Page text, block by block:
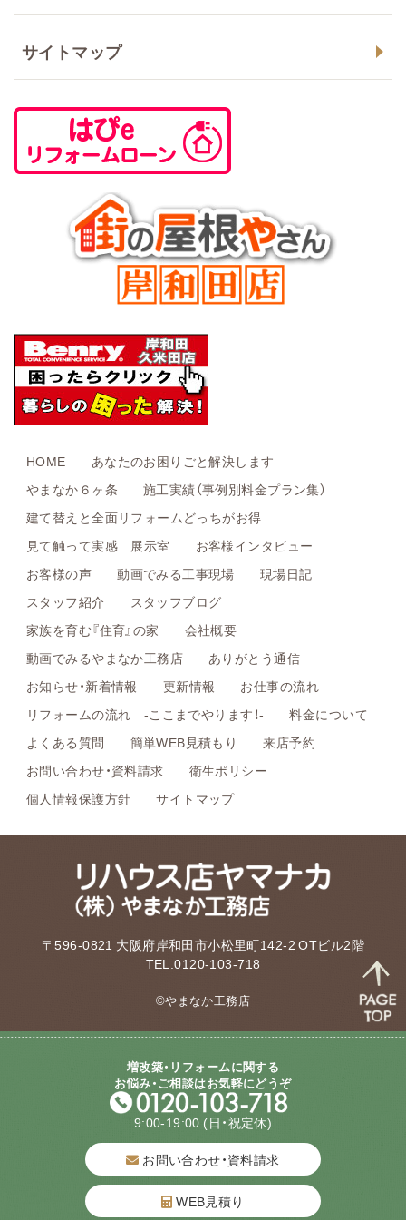
サイトマップ
HOME
あなたのお困りごと解決します
やまなか６ヶ条
施工実績（事例別料金プラン集）
建て替えと全面リフォームどっちがお得
見て触って実感 展示室
お客様インタビュー
お客様の声
動画でみる工事現場
現場日記
スタッフ紹介
スタッフブログ
家族を育む『住育』の家
会社概要
動画でみるやまなか工務店
ありがとう通信
お知らせ・新着情報
更新情報
お仕事の流れ
リフォームの流れ -ここまでやります！-
料金について
よくある質問
簡単WEB見積もり
来店予約
お問い合わせ・資料請求
衛生ポリシー
個人情報保護方針
サイトマップ
〒596-0821 大阪府岸和田市小松里町142-2 OTビル2階
TEL.0120-103-718
©やまなか工務店
増改築・リフォームに関する
お悩み・ご相談はお気軽にどうぞ
9:00-19:00 (日・祝定休)
お問い合わせ・資料請求
WEB見積り